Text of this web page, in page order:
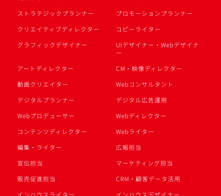
ストラテジックプランナー
プロモーションプランナー
クリエイティブディレクター
コピーライター
グラフィックデザイナー
UIデザイナー・Webデザイナ
ー
アートディレクター
CM・映像ディレクター
動画クリエイター
Webコンサルタント
デジタルプランナー
デジタル広告運用
Webプロデューサー
Webディレクター
コンテンツディレクター
Webライター
編集・ライター
広報担当
宣伝担当
マーケティング担当
販売促進担当
CRM・顧客データ活用